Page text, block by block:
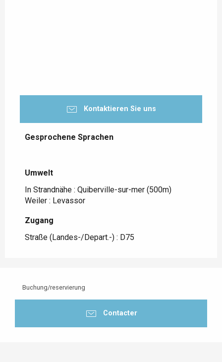
Kontaktieren Sie uns
Gesprochene Sprachen
Gesprochene Sprachen
Umwelt
Umwelt
In Strandnähe : Quiberville-sur-mer (500m)
Weiler : Levassor
Zugang
Zugang
Straße (Landes-/Depart.-) : D75
Buchung/reservierung
Contacter